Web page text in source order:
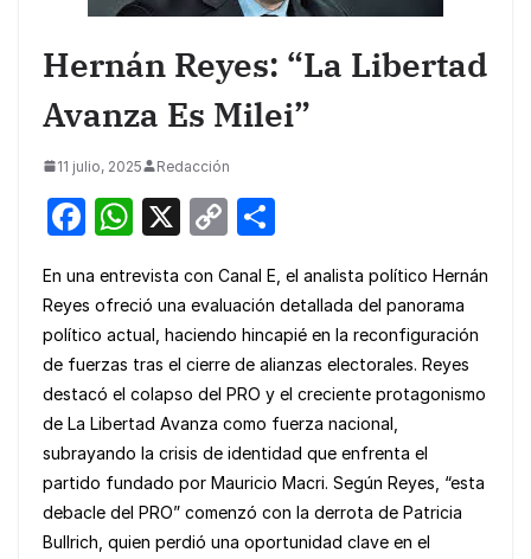
Hernán Reyes: “La Libertad
Avanza Es Milei”
11 julio, 2025 Redacción
F
c
e
b
o
o
k
W
at
s
A
p
p
X
C
p
y
Li
n
k
ar
e
En una entrevista con Canal E, el analista político Hernán
Reyes ofreció una evaluación detallada del panorama
político actual, haciendo hincapié en la reconfiguración
de fuerzas tras el cierre de alianzas electorales. Reyes
destacó el colapso del PRO y el creciente protagonismo
de La Libertad Avanza como fuerza nacional,
subrayando la crisis de identidad que enfrenta el
partido fundado por Mauricio Macri. Según Reyes, “esta
debacle del PRO” comenzó con la derrota de Patricia
Bullrich, quien perdió una oportunidad clave en el